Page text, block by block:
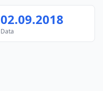
02.09.2018
Data